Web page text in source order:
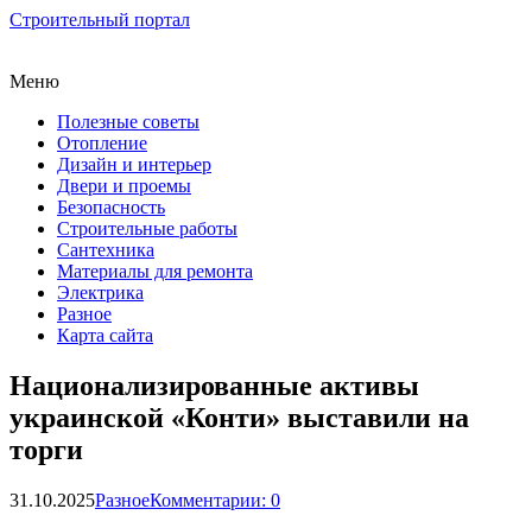
Строительный портал
Меню
Полезные советы
Отопление
Дизайн и интерьер
Двери и проемы
Безопасность
Строительные работы
Сантехника
Материалы для ремонта
Электрика
Разное
Карта сайта
Национализированные активы
украинской «Конти» выставили на
торги
31.10.2025РазноеКомментарии: 0